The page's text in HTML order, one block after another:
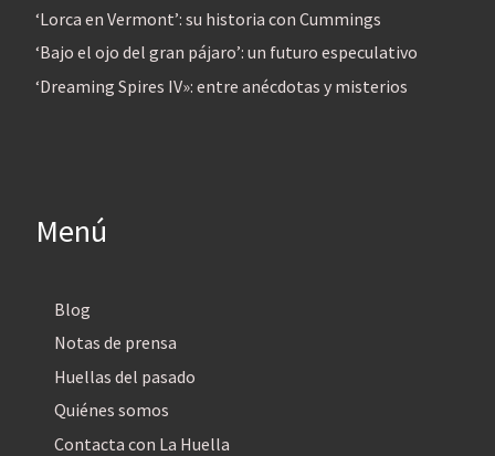
‘Lorca en Vermont’: su historia con Cummings
‘Bajo el ojo del gran pájaro’: un futuro especulativo
‘Dreaming Spires IV»: entre anécdotas y misterios
Menú
Blog
Notas de prensa
Huellas del pasado
Quiénes somos
Contacta con La Huella